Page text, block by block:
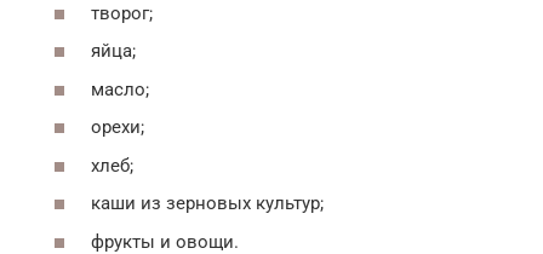
творог;
яйца;
масло;
орехи;
хлеб;
каши из зерновых культур;
фрукты и овощи.